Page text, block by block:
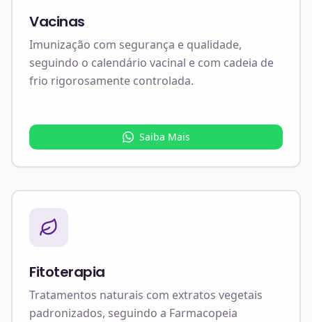
Vacinas
Imunização com segurança e qualidade,
seguindo o calendário vacinal e com cadeia de
frio rigorosamente controlada.
Saiba Mais
Fitoterapia
Tratamentos naturais com extratos vegetais
padronizados, seguindo a Farmacopeia